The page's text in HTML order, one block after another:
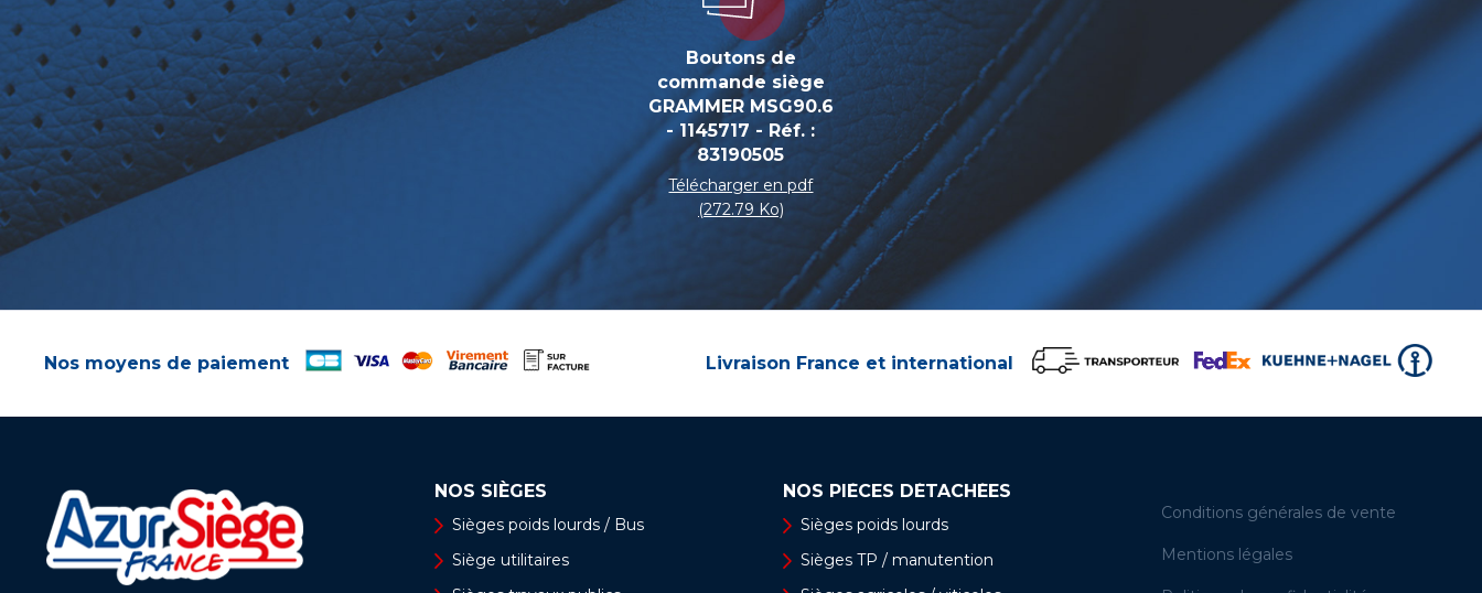
Boutons de
commande siège
GRAMMER MSG90.6
- 1145717 - Réf. :
83190505
Télécharger en pdf
(272.79 Ko)
Nos moyens de paiement Livraison France et international
NOS SIÈGES
Sièges poids lourds / Bus
Siège utilitaires
NOS PIÈCES DÉTACHÉES
Sièges poids lourds
Sièges TP / manutention
Conditions générales de vente
Mentions légales